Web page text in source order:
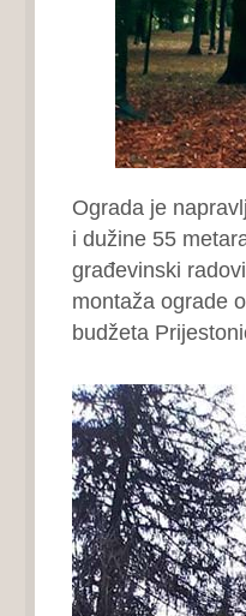
Ograda je
i dužine 55
građevinski
montaža ograde
budžeta